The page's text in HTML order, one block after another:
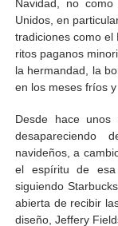
Navidad, no
Unidos, en
tradiciones como el
ritos paganos
la hermandad, la
en los meses fríos y
Desde hace unos
desapareciendo
navideños, a
el espíritu de
siguiendo
abierta de recibir
diseño, Jeffery